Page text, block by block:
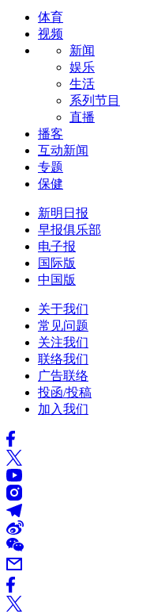
体育
视频
新闻
娱乐
生活
系列节目
直播
播客
互动新闻
专题
保健
新明日报
早报俱乐部
电子报
国际版
中国版
关于我们
常见问题
关注我们
联络我们
广告联络
投函/投稿
加入我们